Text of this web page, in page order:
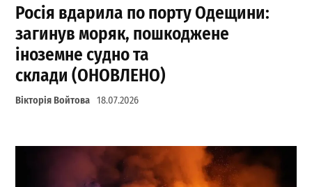
Росія вдарила по порту Одещини:
загинув моряк, пошкоджене
іноземне судно та
склади (ОНОВЛЕНО)
Вікторія Войтова 18.07.2026